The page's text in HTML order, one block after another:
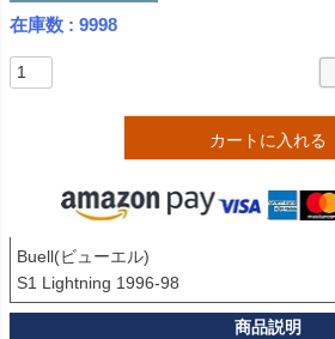
在庫数 9998
カートに入れる
Buell(ビューエル)
S1 Lightning 1996-98